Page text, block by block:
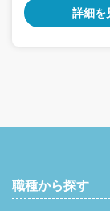
詳細を
職種から探す